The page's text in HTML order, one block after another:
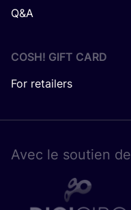
Q&A
COSH! GIFT CARD
For retailers
Avec le sou­tien de